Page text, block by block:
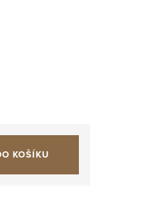
KOŠÍKU